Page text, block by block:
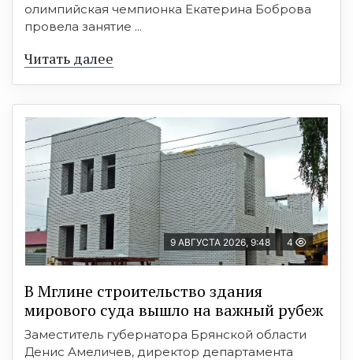
олимпийская чемпионка Екатерина Боброва
провела занятие ...
Читать далее
9 АВГУСТА 2026, 9:48 4
В Мглине строительство здания
мирового суда вышло на важный рубеж
Заместитель губернатора Брянской области
Денис Амеличев, директор департамента